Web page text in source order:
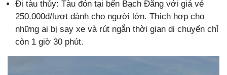
Đi tàu thủy: Tàu đón tại bến Bạch Đằng với giá vé
250.000đ/lượt dành cho người lớn. Thích hợp cho
những ai bị say xe và rút ngắn thời gian di chuyển chỉ
còn 1 giờ 30 phút.